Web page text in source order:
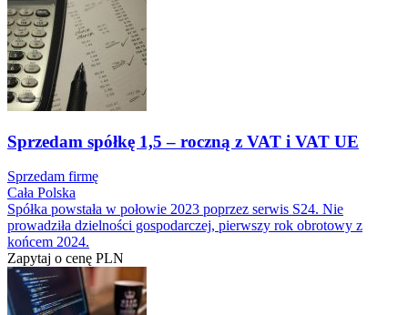
Sprzedam spółkę 1,5 – roczną z VAT i VAT UE
Sprzedam firmę
Cała Polska
Spółka powstała w połowie 2023 poprzez serwis S24. Nie
prowadziła dzielności gospodarczej, pierwszy rok obrotowy z
końcem 2024.
Zapytaj o cenę PLN